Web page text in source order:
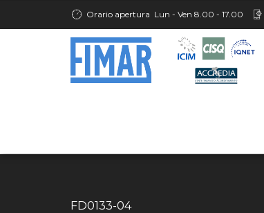
Orario apertura Lun - Ven 8.00 - 17.00
FD0133-04